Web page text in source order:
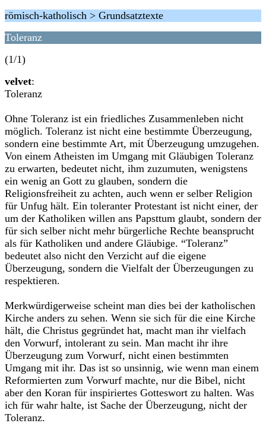
römisch-katholisch > Grundsatztexte
Toleranz
(1/1)
velvet:
Toleranz
Ohne Toleranz ist ein friedliches Zusammenleben nicht
möglich. Toleranz ist nicht eine bestimmte Überzeugung,
sondern eine bestimmte Art, mit Überzeugung umzugehen.
Von einem Atheisten im Umgang mit Gläubigen Toleranz
zu erwarten, bedeutet nicht, ihm zuzumuten, wenigstens
ein wenig an Gott zu glauben, sondern die
Religionsfreiheit zu achten, auch wenn er selber Religion
für Unfug hält. Ein toleranter Protestant ist nicht einer, der
um der Katholiken willen ans Papsttum glaubt, sondern der
für sich selber nicht mehr bürgerliche Rechte beansprucht
als für Katholiken und andere Gläubige. “Toleranz”
bedeutet also nicht den Verzicht auf die eigene
Überzeugung, sondern die Vielfalt der Überzeugungen zu
respektieren.
Merkwürdigerweise scheint man dies bei der katholischen
Kirche anders zu sehen. Wenn sie sich für die eine Kirche
hält, die Christus gegründet hat, macht man ihr vielfach
den Vorwurf, intolerant zu sein. Man macht ihr ihre
Überzeugung zum Vorwurf, nicht einen bestimmten
Umgang mit ihr. Das ist so unsinnig, wie wenn man einem
Reformierten zum Vorwurf machte, nur die Bibel, nicht
aber den Koran für inspiriertes Gotteswort zu halten. Was
ich für wahr halte, ist Sache der Überzeugung, nicht der
Toleranz.